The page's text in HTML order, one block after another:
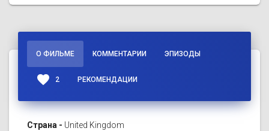
О ФИЛЬМЕ КОММЕНТАРИИ ЭПИЗОДЫ
favorite 2 РЕКОМЕНДАЦИИ
Страна - United Kingdom